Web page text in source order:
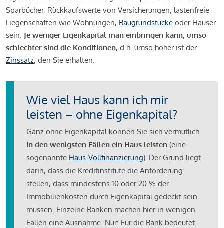
Sparbücher, Rückkaufswerte von Versicherungen, lastenfreie
Liegenschaften wie Wohnungen, Baugrundstücke oder Häuser
sein. Je weniger Eigenkapital man einbringen kann, umso
schlechter sind die Konditionen, d.h. umso höher ist der
Zinssatz, den Sie erhalten.
Wie viel Haus kann ich mir
leisten – ohne Eigenkapital?
Ganz ohne Eigenkapital können Sie sich vermutlich
in den wenigsten Fällen ein Haus leisten (eine
sogenannte Haus-Vollfinanzierung). Der Grund liegt
darin, dass die Kreditinstitute die Anforderung
stellen, dass mindestens 10 oder 20 % der
Immobilienkosten durch Eigenkapital gedeckt sein
müssen. Einzelne Banken machen hier in wenigen
Fällen eine Ausnahme. Nur: Für die Bank bedeutet